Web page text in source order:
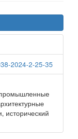
2024-2-25-35
промышленные
исторический